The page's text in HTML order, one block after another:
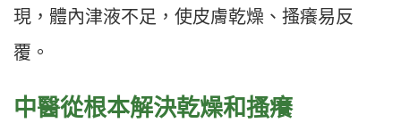
現，體內津液不足，使皮膚乾燥、搔癢易反
覆。
中醫從根本解決乾燥和搔癢